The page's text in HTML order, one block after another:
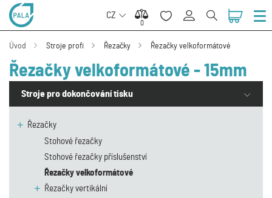
CZ
0
0
Úvod Stroje profi Řezačky Řezačky velkoformátové
Řezačky velkoformátové - 15mm
Stroje pro dokončování tisku
Řezačky
Stohové řezačky
Stohové řezačky příslušenství
Řezačky velkoformátové
Řezačky vertikální